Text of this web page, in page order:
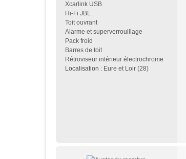
Xcarlink USB
Hi-Fi JBL
Toit ouvrant
Alarme et superverrouillage
Pack froid
Barres de toit
Rétroviseur intérieur électrochrome
Localisation : Eure et Loir (28)